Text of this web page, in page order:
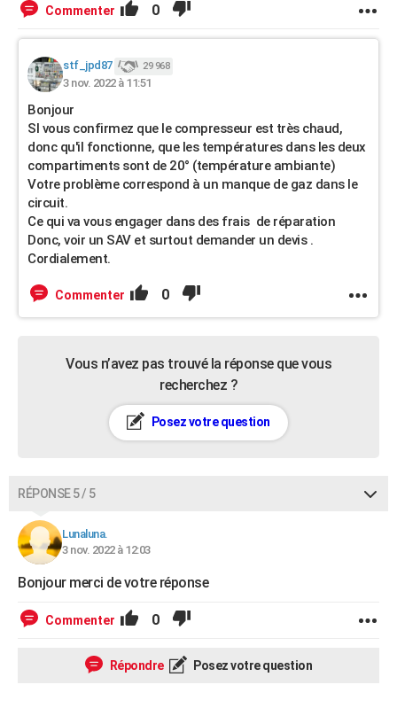
Commenter 0
stf_jpd87 29 968
3 nov. 2022 à 11:51
Bonjour
SI vous confirmez que le compresseur est très chaud,
donc qu'il fonctionne, que les températures dans les deux
compartiments sont de 20° (température ambiante)
Votre problème correspond à un manque de gaz dans le
circuit.
Ce qui va vous engager dans des frais de réparation
Donc, voir un SAV et surtout demander un devis .
Cordialement.
Commenter 0
Vous n’avez pas trouvé la réponse que vous
recherchez ?
Posez votre question
RÉPONSE 5 / 5
Lunaluna.
3 nov. 2022 à 12:03
Bonjour merci de votre réponse
Commenter 0
Répondre Posez votre question